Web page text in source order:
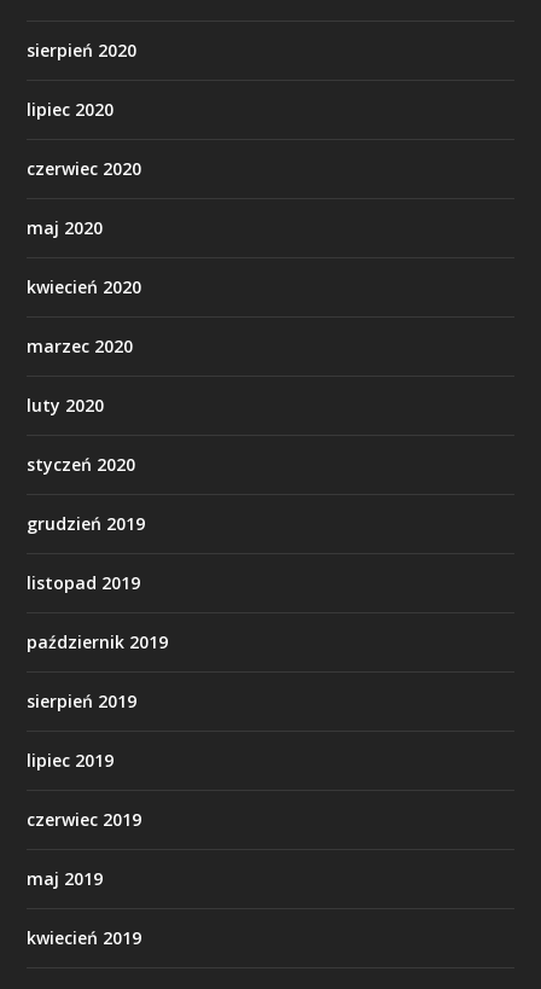
sierpień 2020
lipiec 2020
czerwiec 2020
maj 2020
kwiecień 2020
marzec 2020
luty 2020
styczeń 2020
grudzień 2019
listopad 2019
październik 2019
sierpień 2019
lipiec 2019
czerwiec 2019
maj 2019
kwiecień 2019